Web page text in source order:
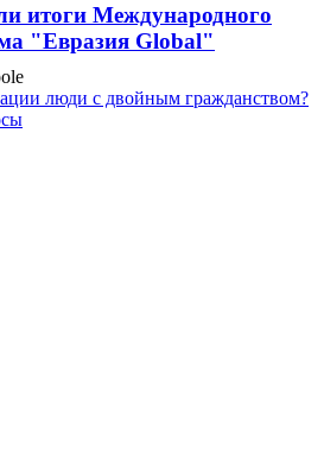
итоги Международного
"Евразия Global"